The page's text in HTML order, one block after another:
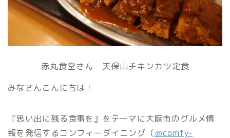
赤丸食堂さん 天保山チキンカツ定食
みなさんこんにちは！
『思い出に残る食事を』をテーマに大阪市のグルメ情
報を発信するコンフィーダイニング（ ＠comfy-